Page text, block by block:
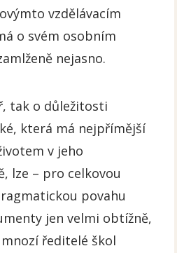
vzdělávacím
o svém osobním
nejasno.
tak o důležitosti
která má nejpřímější
v jeho
lze – pro celkovou
povahu
jen velmi obtížně,
ředitelé škol